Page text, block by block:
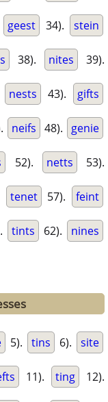
geest 34). stein
38). nites 39).
nests 43). gifts
neifs 48). genie
52). netts 53).
tenet 57). feint
tints 62). nines
5). tins 6). site
11). ting 12).